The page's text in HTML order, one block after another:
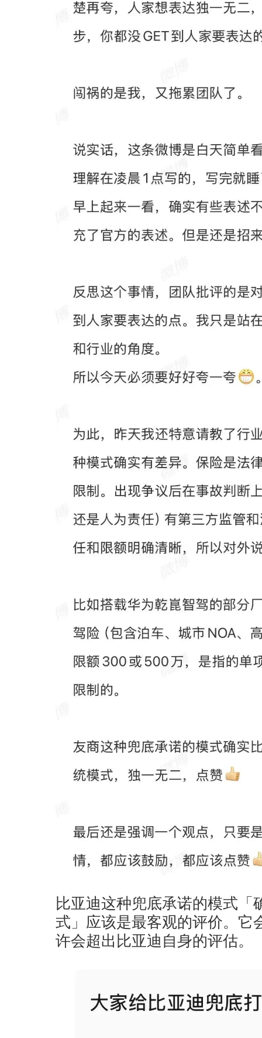
比亚迪这种兜底承诺的模式「
式」应该是最客观的评价。它
许会超出比亚迪自身的评估。